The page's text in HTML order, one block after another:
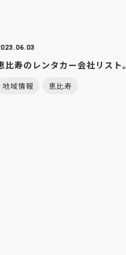
比寿のレンタカー会社リスト。
地域情報 恵比寿